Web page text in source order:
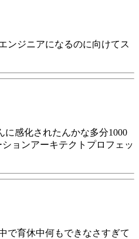
ンジニアになるのに向けてス
感化されたんかな多分1000
ョンアーキテクトプロフェッ
で育休中何もできなさすぎて